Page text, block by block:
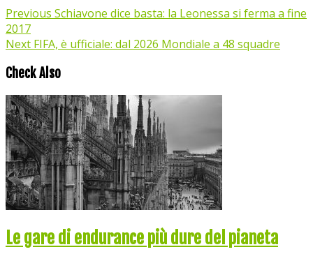
Previous Schiavone dice basta: la Leonessa si ferma a fine
2017
Next FIFA, è ufficiale: dal 2026 Mondiale a 48 squadre
Check Also
Le gare di endurance più dure del pianeta